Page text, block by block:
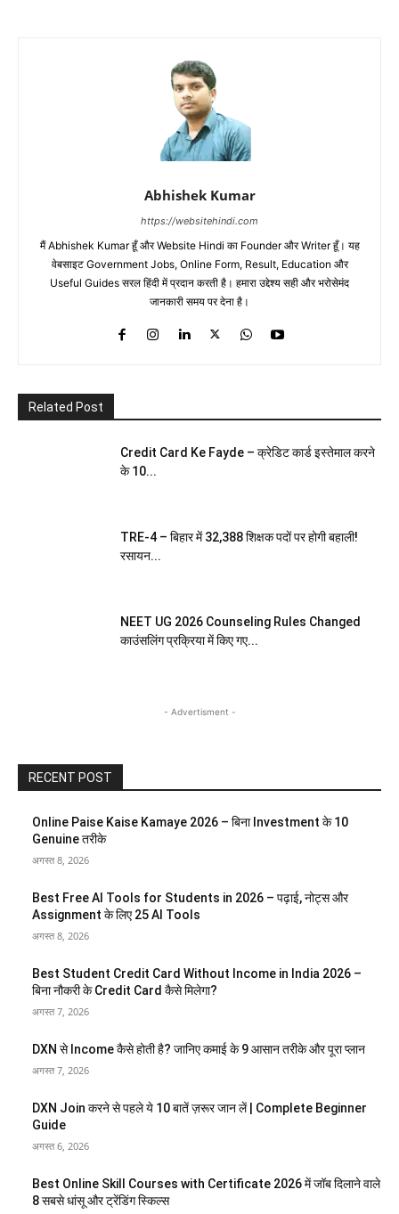
Abhishek Kumar
https://websitehindi.com
मैं Abhishek Kumar हूँ और Website Hindi का Founder और Writer हूँ। यह
वेबसाइट Government Jobs, Online Form, Result, Education और
Useful Guides सरल हिंदी में प्रदान करती है। हमारा उद्देश्य सही और भरोसेमंद
जानकारी समय पर देना है।
Related Post
Credit Card Ke Fayde – क्रेडिट कार्ड इस्तेमाल करने
के 10...
TRE-4 – बिहार में 32,388 शिक्षक पदों पर होगी बहाली!
रसायन...
NEET UG 2026 Counseling Rules Changed
काउंसलिंग प्रक्रिया में किए गए...
- Advertisment -
RECENT POST
Online Paise Kaise Kamaye 2026 – बिना Investment के 10
Genuine तरीके
अगस्त 8, 2026
Best Free AI Tools for Students in 2026 – पढ़ाई, नोट्स और
Assignment के लिए 25 AI Tools
अगस्त 8, 2026
Best Student Credit Card Without Income in India 2026 –
बिना नौकरी के Credit Card कैसे मिलेगा?
अगस्त 7, 2026
DXN से Income कैसे होती है? जानिए कमाई के 9 आसान तरीके और पूरा प्लान
अगस्त 7, 2026
DXN Join करने से पहले ये 10 बातें ज़रूर जान लें | Complete Beginner
Guide
अगस्त 6, 2026
Best Online Skill Courses with Certificate 2026 में जॉब दिलाने वाले
8 सबसे धांसू और ट्रेंडिंग स्किल्स